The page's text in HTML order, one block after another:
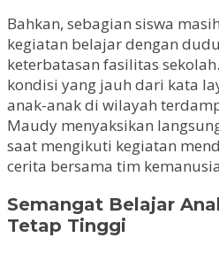
Bahkan, sebagian siswa
kegiatan belajar dengan
keterbatasan fasilitas
kondisi yang jauh dari kata
anak-anak di wilayah
Maudy menyaksikan
saat mengikuti kegiatan
cerita bersama tim
Semangat Belajar
Tetap Tinggi